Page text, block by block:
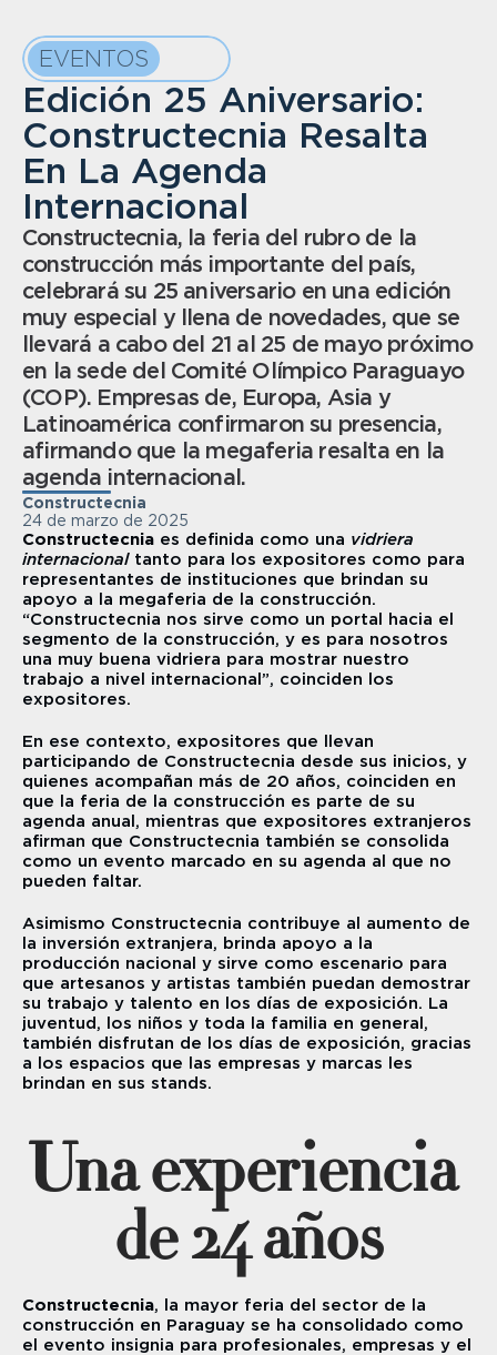
EVENTOS
Edición 25 Aniversario:
Constructecnia Resalta
En La Agenda
Internacional
Constructecnia, la feria del rubro de la
construcción más importante del país,
celebrará su 25 aniversario en una edición
muy especial y llena de novedades, que se
llevará a cabo del 21 al 25 de mayo próximo
en la sede del Comité Olímpico Paraguayo
(COP). Empresas de, Europa, Asia y
Latinoamérica confirmaron su presencia,
afirmando que la megaferia resalta en la
agenda internacional.
Constructecnia
24 de marzo de 2025
Constructecnia es definida como una vidriera
internacional tanto para los expositores como para
representantes de instituciones que brindan su
apoyo a la megaferia de la construcción.
“Constructecnia nos sirve como un portal hacia el
segmento de la construcción, y es para nosotros
una muy buena vidriera para mostrar nuestro
trabajo a nivel internacional”, coinciden los
expositores.
En ese contexto, expositores que llevan
participando de Constructecnia desde sus inicios, y
quienes acompañan más de 20 años, coinciden en
que la feria de la construcción es parte de su
agenda anual, mientras que expositores extranjeros
afirman que Constructecnia también se consolida
como un evento marcado en su agenda al que no
pueden faltar.
Asimismo Constructecnia contribuye al aumento de
la inversión extranjera, brinda apoyo a la
producción nacional y sirve como escenario para
que artesanos y artistas también puedan demostrar
su trabajo y talento en los días de exposición. La
juventud, los niños y toda la familia en general,
también disfrutan de los días de exposición, gracias
a los espacios que las empresas y marcas les
brindan en sus stands.
Una experiencia
de 24 años
Constructecnia, la mayor feria del sector de la
construcción en Paraguay se ha consolidado como
el evento insignia para profesionales, empresas y el